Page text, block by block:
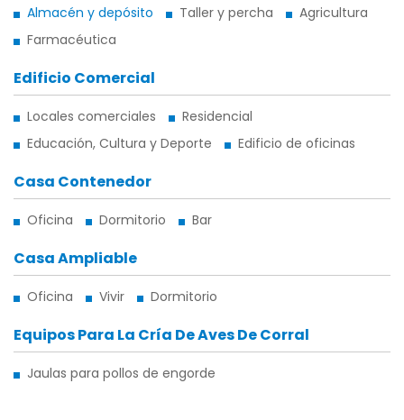
Almacén y depósito Taller y percha
Agricultura
Farmacéutica
Edificio Comercial
Locales comerciales
Residencial
Educación, Cultura y Deporte
Edificio de oficinas
Casa Contenedor
Oficina Dormitorio Bar
Casa Ampliable
Oficina Vivir Dormitorio
Equipos Para La Cría De Aves De Corral
Jaulas para pollos de engorde